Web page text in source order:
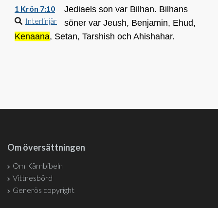
1 Krön 7:10
Interlinjär
Jediaels son var Bilhan. Bilhans
söner var Jeush, Benjamin, Ehud,
Kenaana, Setan, Tarshish och Ahishahar.
Om översättningen
Om Kärnbibeln
Vittnesbörd
Generös copyright